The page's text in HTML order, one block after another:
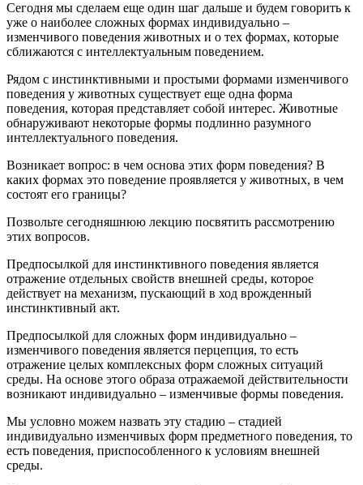
Сегодня мы сделаем еще один шаг дальше и будем говорить к
уже о наиболее сложных формах индивидуально –
изменчивого поведения животных и о тех формах, которые
сближаются с интеллектуальным поведением.
Рядом с инстинктивными и простыми формами изменчивого
поведения у животных существует еще одна форма
поведения, которая представляет собой интерес. Животные
обнаруживают некоторые формы подлинно разумного
интеллектуального поведения.
Возникает вопрос: в чем основа этих форм поведения? В
каких формах это поведение проявляется у животных, в чем
состоят его границы?
Позвольте сегодняшнюю лекцию посвятить рассмотрению
этих вопросов.
Предпосылкой для инстинктивного поведения является
отражение отдельных свойств внешней среды, которое
действует на механизм, пускающий в ход врожденный
инстинктивный акт.
Предпосылкой для сложных форм индивидуально –
изменчивого поведения является перцепция, то есть
отражение целых комплексных форм сложных ситуаций
среды. На основе этого образа отражаемой действительности
возникают индивидуально – изменчивые формы поведения.
Мы условно можем назвать эту стадию – стадией
индивидуально изменчивых форм предметного поведения, то
есть поведения, приспособленного к условиям внешней
среды.